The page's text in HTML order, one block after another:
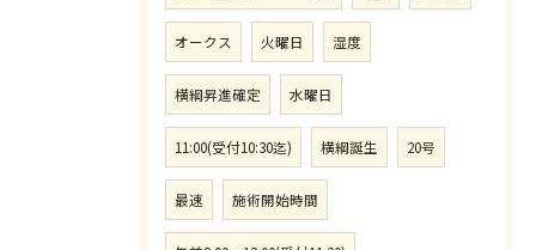
オークス 火曜日 湿度
横綱昇進確定 水曜日
11:00(受付10:30迄) 横綱誕生 20号
最速 施術開始時間